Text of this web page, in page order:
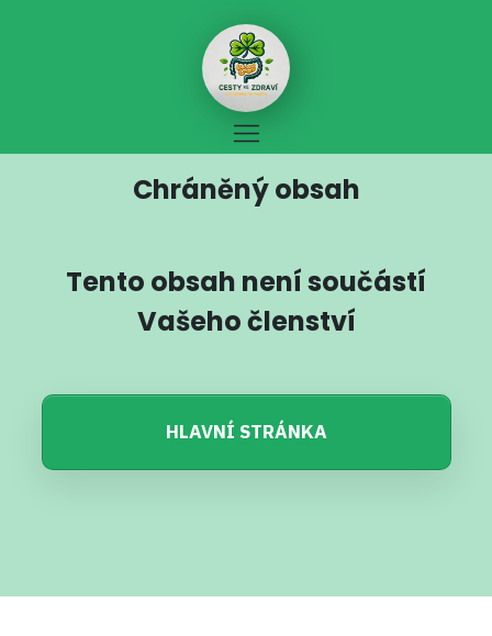
Chráněný obsah
Tento obsah není součástí
Vašeho členství
HLAVNÍ STRÁNKA